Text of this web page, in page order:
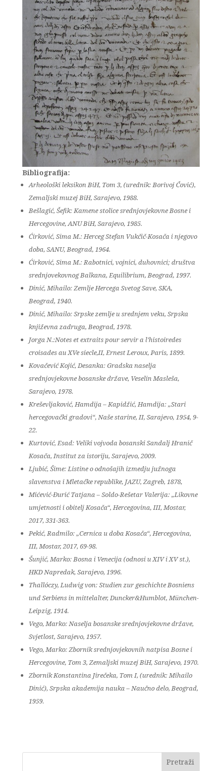
Bibliografija:
Arheološki leksikon BiH, Tom 3, (urednik: Borivoj Čović),
Zemaljski muzej BiH, Sarajevo, 1988.
Bešlagić, Šefik: Kamene stolice srednjovjekovne Bosne i
Hercegovine, ANU BiH, Sarajevo, 1985.
Ćirković, Sima M.: Herceg Stefan Vukčič-Kosača i njegovo
doba, SANU, Beograd, 1964.
Ćirković, Sima M.: Rabotnici, vojnici, duhovnici; društva
srednjovekovnog Balkana, Equilibrium, Beograd, 1997.
Dinić, Mihailo: Zemlje Hercega Svetog Save, SKA,
Beograd, 1940.
Dinić, Mihailo: Srpske zemlje u srednjem veku, Srpska
književna zadruga, Beograd, 1978.
Jorga N.:Notes et extraits pour servir a l’histoiredes
croisades au XVe siecle,II, Ernest Leroux, Paris, 1899.
Kovačević Kojić, Desanka: Gradska naselja
srednjovjekovne bosanske države, Veselin Masleša,
Sarajevo, 1978.
Kreševljaković, Hamdija – Kapidžić, Hamdija: „Stari
hercegovački gradovi“, Naše starine, II, Sarajevo, 1954, 9-
22.
Kurtović, Esad: Veliki vojvoda bosanski Sandalj Hranič
Kosača, Institut za istoriju, Sarajevo, 2009.
Ljubić, Šime: Listine o odnošajih izmedju južnoga
slavenstva i Mletačke republike, JAZU, Zagreb, 1878,
Mićević-Đurić Tatjana – Soldo-Rešetar Valerija: „Likovne
umjetnosti i obitelj Kosača“, Hercegovina, III, Mostar,
2017, 331-363.
Pekić, Radmilo: „Cernica u doba Kosača“, Hercegovina,
III, Mostar, 2017, 69-98.
Šunjić, Marko: Bosna i Venecija (odnosi u XIV i XV st.),
HKD Napredak, Sarajevo, 1996.
Thallóczy, Ludwig von: Studien zur geschichte Bosniens
und Serbiens in mittelalter, Duncker&Humblot, München-
Leipzig, 1914.
Vego, Marko: Naselja bosanske srednjovjekovne države,
Svjetlost, Sarajevo, 1957.
Vego, Marko: Zbornik srednjovjekovnih natpisa Bosne i
Hercegovine, Tom 3, Zemaljski muzej BiH, Sarajevo, 1970.
Zbornik Konstantina Jirečeka, Tom I, (urednik: Mihailo
Dinić), Srpska akademija nauka – Naučno delo, Beograd,
1959.
Pretraži